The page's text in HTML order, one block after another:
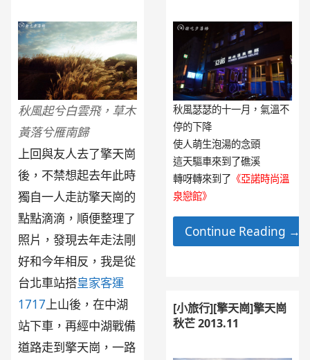
秋風瑟瑟的十一月，氣溫不
停的下降
使人萌生泡湯的念頭
這天驅車來到了礁溪
轉呀轉來到了 《亞諾時尚溫
泉戀館》
Continue Reading →
秋風起兮白雲飛，草木
黃落兮雁南歸
上回與友人去了擎天崗
後，不禁想起去年此時
獨自一人走訪擎天崗的
點點滴滴，順便整理了
照片，發現去年走法剛
好和今年相反，我是從
台北車站搭皇家客運
1717上山後，在中湖
站下車，再經中湖戰備
道路走到擎天崗，一路
[小旅行][擎天崗]擎天崗
秋芒 2013.11